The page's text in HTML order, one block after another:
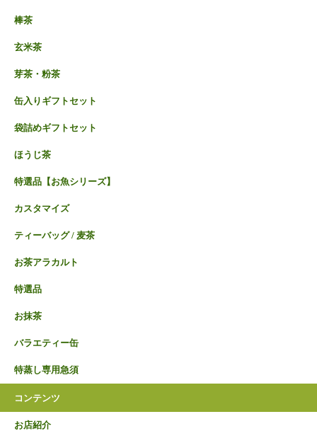
棒茶
玄米茶
芽茶・粉茶
缶入りギフトセット
袋詰めギフトセット
ほうじ茶
特選品【お魚シリーズ】
カスタマイズ
ティーバッグ / 麦茶
お茶アラカルト
特選品
お抹茶
バラエティー缶
特蒸し専用急須
コンテンツ
お店紹介